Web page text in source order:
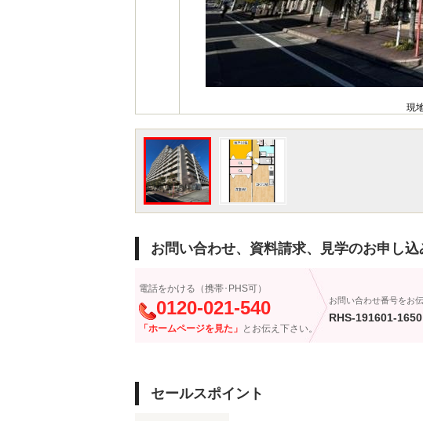
現
お問い合わせ、資料請求、見学のお申し込
電話をかける（携帯･PHS可）
0120-021-540
「ホームページを見た」 とお伝え下さい。
お問い合わせ番号をお
RHS-191601-1650
セールスポイント